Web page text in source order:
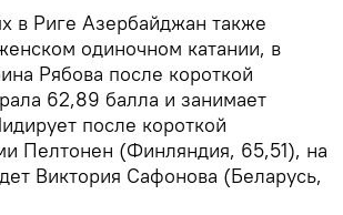
в Риге Азербайджан также
одиночном катании, в
Рябова после короткой
62,89 балла и занимает
после короткой
Пелтонен (Финляндия, 65,51), на
Виктория Сафонова (Беларусь,